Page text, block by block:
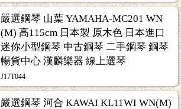
嚴選鋼琴 山葉 YAMAHA-MC201 WN
(M) 高115cm 日本製 原木色 日本進口
迷你小型鋼琴 中古鋼琴 二手鋼琴 鋼琴
暢貨中心 漢麟樂器 線上選琴
J17T044
嚴選鋼琴 河合 KAWAI KL11WI WN(M)